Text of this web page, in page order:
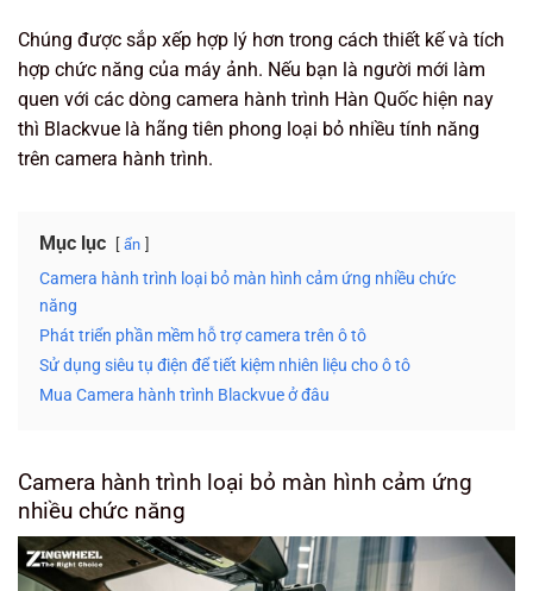
Chúng được sắp xếp hợp lý hơn trong cách thiết kế và tích
hợp chức năng của máy ảnh. Nếu bạn là người mới làm
quen với các dòng camera hành trình Hàn Quốc hiện nay
thì Blackvue là hãng tiên phong loại bỏ nhiều tính năng
trên camera hành trình.
Mục lục ẩn
Camera hành trình loại bỏ màn hình cảm ứng nhiều chức
năng
Phát triển phần mềm hỗ trợ camera trên ô tô
Sử dụng siêu tụ điện để tiết kiệm nhiên liệu cho ô tô
Mua Camera hành trình Blackvue ở đâu
Camera hành trình loại bỏ màn hình cảm ứng
nhiều chức năng